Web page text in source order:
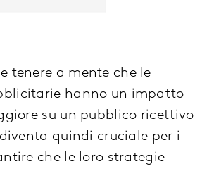
tenere a mente che le
hanno un impatto
su un pubblico ricettivo
quindi cruciale per i
che le loro strategie